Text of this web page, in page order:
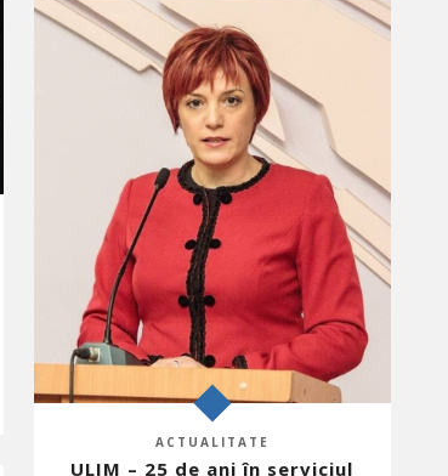
ACTUALITATE
ULIM – 25 de ani în serviciul